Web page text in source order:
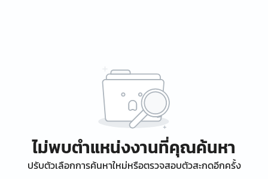
ไม่พบตำแหน่งงานที่คุณค้นหา
ปรับตัวเลือกการค้นหาใหม่หรือตรวจสอบตัวสะกดอีกครั้ง